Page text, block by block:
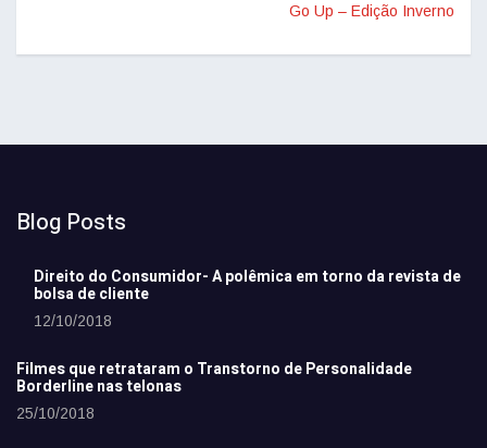
Go Up – Edição Inverno
Blog Posts
Direito do Consumidor- A polêmica em torno da revista de
bolsa de cliente
12/10/2018
Filmes que retrataram o Transtorno de Personalidade
Borderline nas telonas
25/10/2018